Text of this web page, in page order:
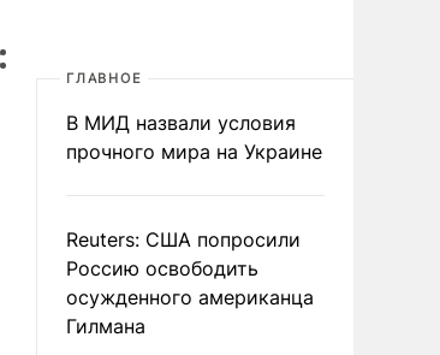
ГЛАВНОЕ
В МИД назвали условия
прочного мира на Украине
Reuters: США попросили
Россию освободить
осужденного американца
Гилмана